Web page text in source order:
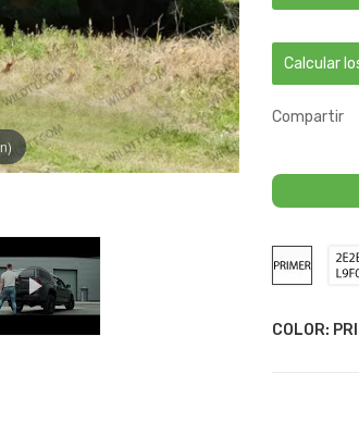
Calcular
Compartir
COLOR: